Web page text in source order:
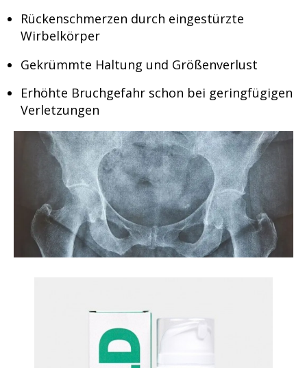
Rückenschmerzen durch eingestürzte
Wirbelkörper
Gekrümmte Haltung und Größenverlust
Erhöhte Bruchgefahr schon bei geringfügigen
Verletzungen